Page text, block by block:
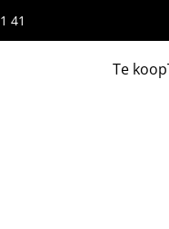
41
Te koop